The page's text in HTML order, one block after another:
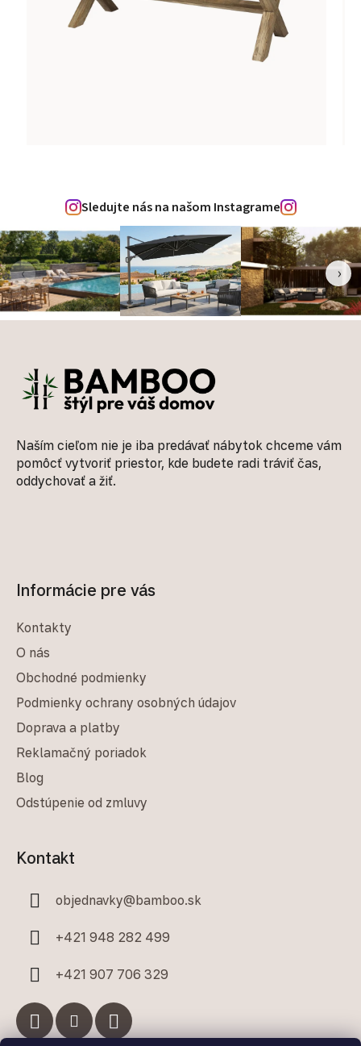
Sledujte nás na našom Instagrame
‹ ›
Naším cieľom nie je iba predávať nábytok chceme vám
pomôcť vytvoriť priestor, kde budete radi tráviť čas,
oddychovať a žiť.
Informácie pre vás
Kontakty
O nás
Obchodné podmienky
Podmienky ochrany osobných údajov
Doprava a platby
Reklamačný poriadok
Blog
Odstúpenie od zmluvy
Kontakt
objednavky@bamboo.sk
+421 948 282 499
+421 907 706 329